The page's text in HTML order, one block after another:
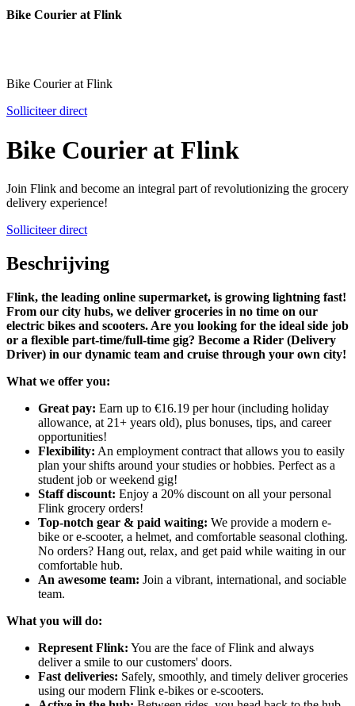
Bike Courier at Flink
Bike Courier at Flink
Solliciteer direct
Bike Courier at Flink
Join Flink and become an integral part of revolutionizing the grocery
delivery experience!
Solliciteer direct
Beschrijving
Flink, the leading online supermarket, is growing lightning fast!
From our city hubs, we deliver groceries in no time on our
electric bikes and scooters. Are you looking for the ideal side job
or a flexible part-time/full-time gig? Become a Rider (Delivery
Driver) in our dynamic team and cruise through your own city!
What we offer you:
Great pay: Earn up to €16.19 per hour (including holiday
allowance, at 21+ years old), plus bonuses, tips, and career
opportunities!
Flexibility: An employment contract that allows you to easily
plan your shifts around your studies or hobbies. Perfect as a
student job or weekend gig!
Staff discount: Enjoy a 20% discount on all your personal
Flink grocery orders!
Top-notch gear & paid waiting: We provide a modern e-
bike or e-scooter, a helmet, and comfortable seasonal clothing.
No orders? Hang out, relax, and get paid while waiting in our
comfortable hub.
An awesome team: Join a vibrant, international, and sociable
team.
What you will do:
Represent Flink: You are the face of Flink and always
deliver a smile to our customers' doors.
Fast deliveries: Safely, smoothly, and timely deliver groceries
using our modern Flink e-bikes or e-scooters.